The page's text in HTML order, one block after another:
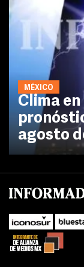
MÉXICO
Clima
agosto